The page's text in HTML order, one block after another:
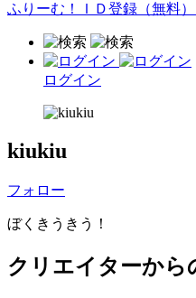
ふりーむ！ＩＤ登録（無料）
ログイン
kiukiu
フォロー
ぼくきうきう！
クリエイターから